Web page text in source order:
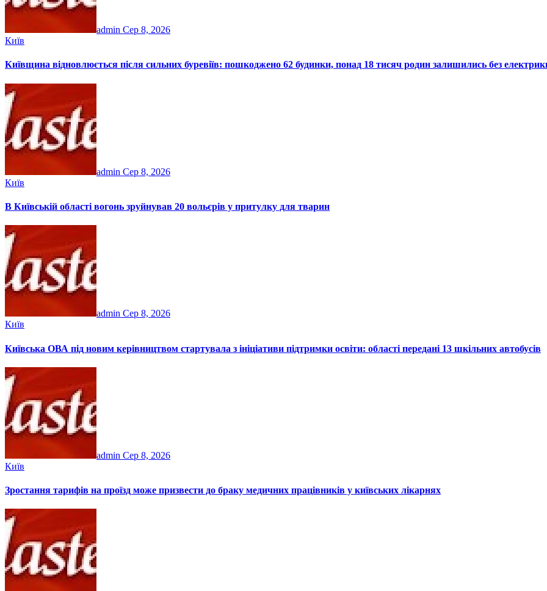
admin Сер 8, 2026
Київ
Київщина відновлюється після сильних буревіїв: пошкоджено 62 будинки, понад 18 тисяч родин залишились без
admin Сер 8, 2026
Київ
В Київській області вогонь зруйнував 20 вольєрів у притулку для тварин
admin Сер 8, 2026
Київ
Київська ОВА під новим керівництвом стартувала з ініціативи підтримки освіти: області передані 13 шкільних автобусів
admin Сер 8, 2026
Київ
Зростання тарифів на проїзд може призвести до браку медичних працівників у київських лікарнях